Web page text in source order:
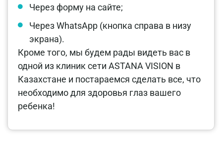
Через форму на сайте;
Через WhatsApp (кнопка справа в низу
экрана).
Кроме того, мы будем рады видеть вас в
одной из клиник сети ASTANA VISION в
Казахстане и постараемся сделать все, что
необходимо для здоровья глаз вашего
ребенка!